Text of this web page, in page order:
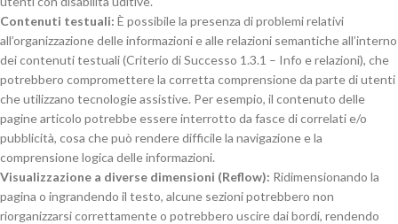
Contenuti testuali: È possibile la presenza di problemi relativi
all’organizzazione delle informazioni e alle relazioni semantiche all’interno
dei contenuti testuali (Criterio di Successo 1.3.1 – Info e relazioni), che
potrebbero compromettere la corretta comprensione da parte di utenti
che utilizzano tecnologie assistive. Per esempio, il contenuto delle
pagine articolo potrebbe essere interrotto da fasce di correlati e/o
pubblicità, cosa che può rendere difficile la navigazione e la
comprensione logica delle informazioni.
Visualizzazione a diverse dimensioni (Reflow): Ridimensionando la
pagina o ingrandendo il testo, alcune sezioni potrebbero non
riorganizzarsi correttamente o potrebbero uscire dai bordi, rendendo